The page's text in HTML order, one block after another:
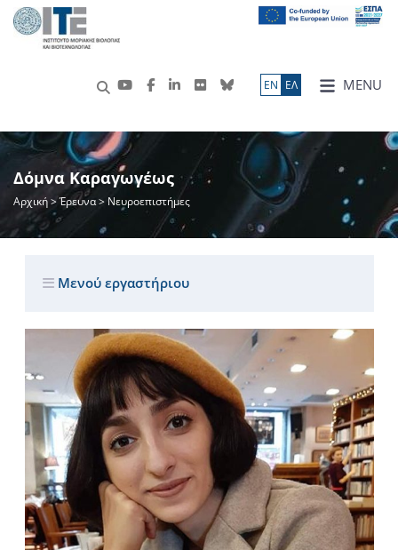
MENU
ΕN ΕΛ
Δόμνα Καραγωγέως
Αρχική>Έρευνα> Νευροεπιστήμες
Μενού εργαστήριου